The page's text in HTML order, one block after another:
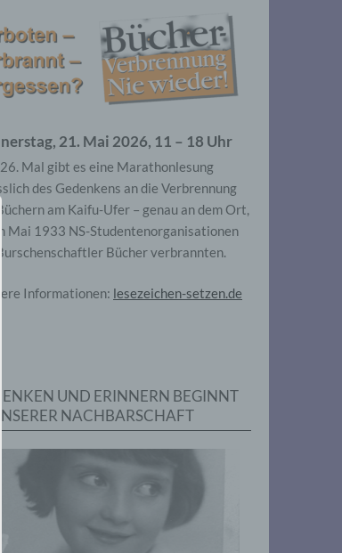
21. Mai 2026, 11 – 18 Uhr
Mal gibt es eine Marathonlesung
des Gedenkens an die Verbrennung
Büchern am Kaifu-Ufer – genau an dem Ort,
Mai 1933 NS-Studentenorganisationen
Burschenschaftler Bücher verbrannten.
Informationen: lesezeichen-setzen.de
UND ERINNERN BEGINNT
NACHBARSCHAFT